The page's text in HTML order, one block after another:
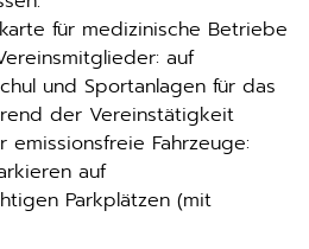
für medizinische Betriebe
auf
und Sportanlagen für das
der Vereinstätigkeit
emissionsfreie Fahrzeuge:
auf
Parkplätzen (mit